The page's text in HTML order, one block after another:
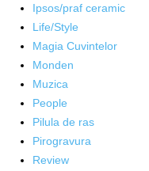
Ipsos/praf ceramic
Life/Style
Magia Cuvintelor
Monden
Muzica
People
Pilula de ras
Pirogravura
Review